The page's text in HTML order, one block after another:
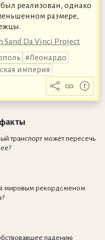
был реализован, однако
размере,
Sand Da Vinci Project
Леонардо
империя
транспорт может пересечь
мировым рекордсменом
падению